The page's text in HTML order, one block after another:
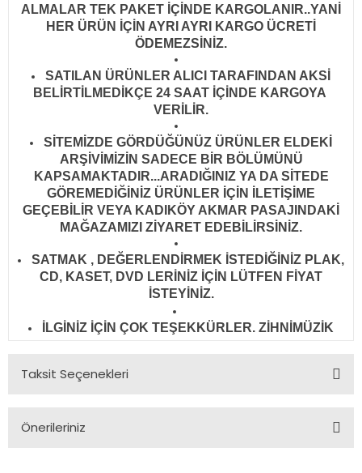
ALMALAR TEK PAKET İÇİNDE KARGOLANIR..YANİ
HER ÜRÜN İÇİN AYRI AYRI KARGO ÜCRETİ
ÖDEMEZSİNİZ.
SATILAN ÜRÜNLER ALICI TARAFINDAN AKSİ
BELİRTİLMEDİKÇE 24 SAAT İÇİNDE KARGOYA
VERİLİR.
SİTEMİZDE GÖRDÜĞÜNÜZ ÜRÜNLER ELDEKİ
ARŞİVİMİZİN SADECE BİR BÖLÜMÜNÜ
KAPSAMAKTADIR...ARADIĞINIZ YA DA SİTEDE
GÖREMEDİĞİNİZ ÜRÜNLER İÇİN İLETİŞİME
GEÇEBİLİR VEYA KADIKÖY AKMAR PASAJINDAKİ
MAĞAZAMIZI ZİYARET EDEBİLİRSİNİZ.
SATMAK , DEĞERLENDİRMEK İSTEDİĞİNİZ PLAK,
CD, KASET, DVD LERİNİZ İÇİN LÜTFEN FİYAT
İSTEYİNİZ.
İLGİNİZ İÇİN ÇOK TEŞEKKÜRLER. ZİHNİMÜZİK
Taksit Seçenekleri
Önerileriniz